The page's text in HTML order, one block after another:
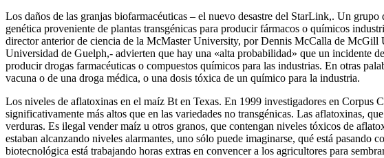
Los daños de las granjas biofarmacéuticas – el nuevo desastre del StarLink,. Un
genética proveniente de plantas transgénicas para producir fármacos o químicos
director anterior de ciencia de la McMaster University, por Dennis McCalla de
Universidad de Guelph,- advierten que hay una «alta probabilidad» que un incidente
producir drogas farmacéuticas o compuestos químicos para las industrias. En otras
vacuna o de una droga médica, o una dosis tóxica de un químico para la industria.
Los niveles de aflatoxinas en el maíz Bt en Texas. En 1999 investigadores en Corpus
significativamente más altos que en las variedades no transgénicas. Las aflatoxinas,
verduras. Es ilegal vender maíz u otros granos, que contengan niveles tóxicos de
estaban alcanzando niveles alarmantes, uno sólo puede imaginarse, qué está
biotecnológica está trabajando horas extras en convencer a los agricultores para